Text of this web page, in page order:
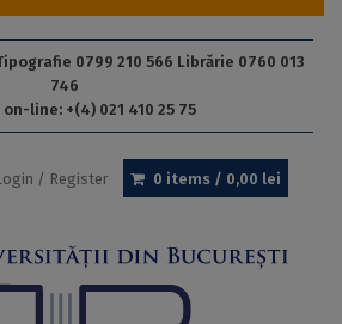
0799 210 566 Librărie 0760 013
746
line: +(4) 021 410 25 75
/ Register 0 items / 0,00 lei